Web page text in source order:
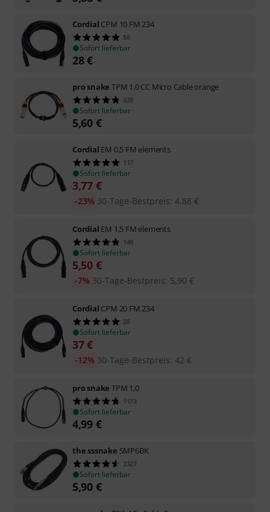
Cordial CPM 10 FM 234
58
Sofort lieferbar
28€
pro snake TPM 1,0 CC Micro Cable orange
329
Sofort lieferbar
5,60 €
Cordial EM 0,5 FM elements
117
Sofort lieferbar
3,77 €
30-Tage-Bestpreis: 4,88 €
-23%
Cordial EM 1,5 FM elements
149
Sofort lieferbar
5,50 €
30-Tage-Bestpreis: 5,90 €
-7%
Cordial CPM 20 FM 234
28
Sofort lieferbar
37€
30-Tage-Bestpreis: 42 €
-12%
pro snake TPM 1,0
1173
Sofort lieferbar
4,99 €
the sssnake SMP6BK
2327
Sofort lieferbar
5,90 €